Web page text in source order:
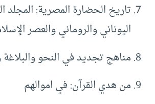
تاريخ الحضارة المصرية: المجلد
اليوناني والروماني والعصر
مناهج تجديد في النحو والبلاغة
من هدي القرآن: في اموالهم